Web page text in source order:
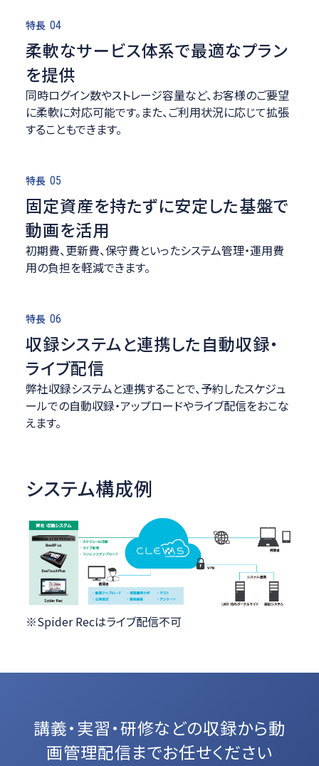
特長 04
柔軟なサービス体系で最適なプラン
を提供
同時ログイン数やストレージ容量など、お客様のご要望
に柔軟に対応可能です。また、ご利用状況に応じて拡張
することもできます。
特長 05
固定資産を持たずに安定した基盤で
動画を活用
初期費、更新費、保守費といったシステム管理・運用費
用の負担を軽減できます。
特長 06
収録システムと連携した自動収録・
ライブ配信
弊社収録システムと連携することで、予約したスケジュ
ールでの自動収録・アップロードやライブ配信をおこな
えます。
システム構成例
※Spider Recはライブ配信不可
講義・実習・研修などの収録から動
画管理配信までお任せください